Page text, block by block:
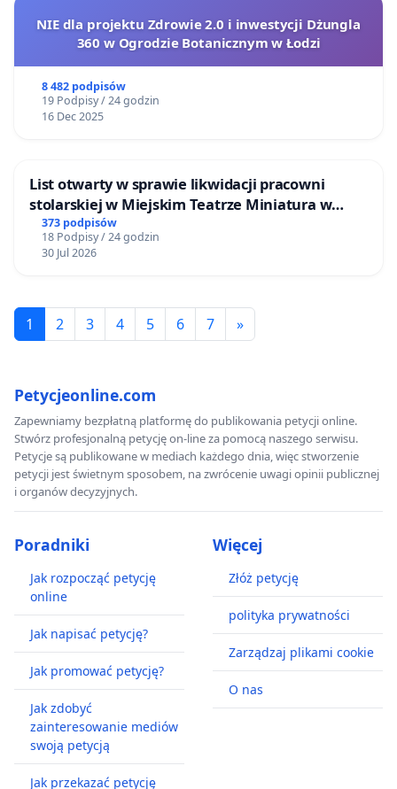
NIE dla projektu Zdrowie 2.0 i inwestycji Dżungla
360 w Ogrodzie Botanicznym w Łodzi
8 482 podpisów
19 Podpisy / 24 godzin
16 Dec 2025
List otwarty w sprawie likwidacji pracowni
stolarskiej w Miejskim Teatrze Miniatura w
Gdańsku
373 podpisów
18 Podpisy / 24 godzin
30 Jul 2026
1 2 3 4 5 6 7 »
Petycjeonline.com
Zapewniamy bezpłatną platformę do publikowania petycji online.
Stwórz profesjonalną petycję on-line za pomocą naszego serwisu.
Petycje są publikowane w mediach każdego dnia, więc stworzenie
petycji jest świetnym sposobem, na zwrócenie uwagi opinii publicznej
i organów decyzyjnych.
Poradniki
Jak rozpocząć petycję
online
Jak napisać petycję?
Jak promować petycję?
Jak zdobyć
zainteresowanie mediów
swoją petycją
Jak przekazać petycję
Więcej
Złóż petycję
polityka prywatności
Zarządzaj plikami cookie
O nas